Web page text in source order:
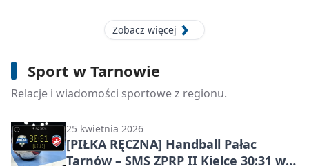
Zobacz więcej
Sport w Tarnowie
Relacje i wiadomości sportowe z regionu.
Tarnów – SPR Grunwald Ruda Śląska
33:27 w 25. kolejce I Ligi Mężczyzn
u siebie25 kwietnia 2026
[PIŁKA RĘCZNA] Handball Pałac
Tarnów – SMS ZPRP II Kielce 30:31 w I